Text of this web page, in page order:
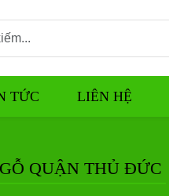
TỨC LIÊN HỆ
QUẬN THỦ ĐỨC